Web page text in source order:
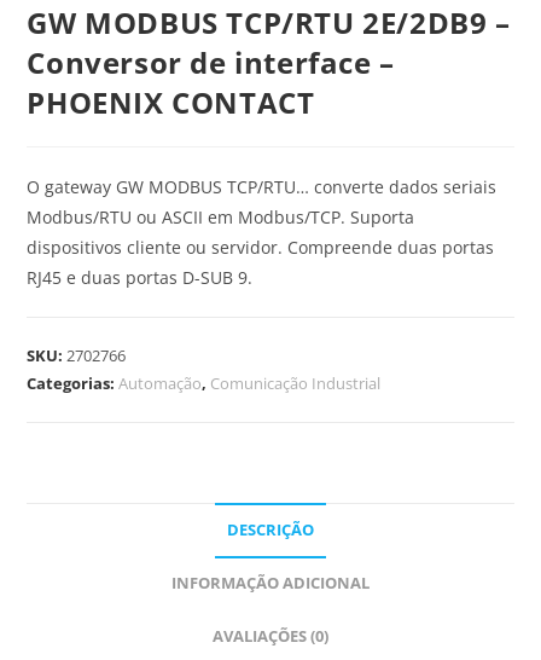
GW MODBUS TCP/RTU 2E/2DB9 –
Conversor de interface –
PHOENIX CONTACT
O gateway GW MODBUS TCP/RTU… converte dados seriais
Modbus/RTU ou ASCII em Modbus/TCP. Suporta
dispositivos cliente ou servidor. Compreende duas portas
RJ45 e duas portas D-SUB 9.
SKU:2702766
Categorias:Automação, Comunicação Industrial
DESCRIÇÃO
INFORMAÇÃO ADICIONAL
AVALIAÇÕES (0)